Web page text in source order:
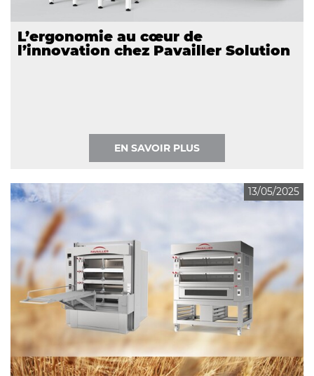
L’ergonomie au cœur de
l’innovation chez Pavailler Solution
EN SAVOIR PLUS
13/05/2025